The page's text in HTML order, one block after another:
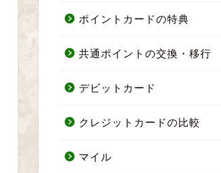
ポイントカードの特典
共通ポイントの交換・移行
デビットカード
クレジットカードの比較
マイル